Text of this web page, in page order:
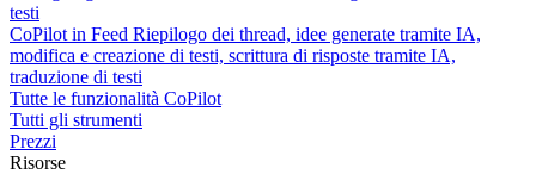
testi
CoPilot in Feed Riepilogo dei thread, idee generate tramite IA,
modifica e creazione di testi, scrittura di risposte tramite IA,
traduzione di testi
Tutte le funzionalità CoPilot
Tutti gli strumenti
Prezzi
Risorse